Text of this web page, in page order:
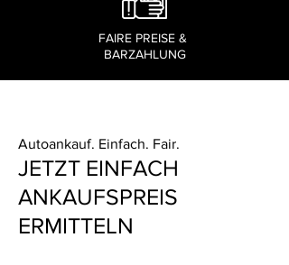
FAIRE PREISE &
BARZAHLUNG
Autoankauf. Einfach. Fair.
JETZT EINFACH
ANKAUFSPREIS
ERMITTELN